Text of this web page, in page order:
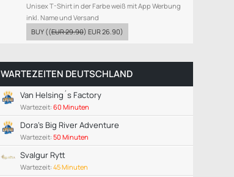
Unisex T-Shirt in der Farbe weiß mit App Werbung
inkl. Name und Versand
BUY ((EUR 29.90) EUR 26.90)
WARTEZEITEN DEUTSCHLAND
Van Helsing´s Factory
Wartezeit: 60 Minuten
Dora’s Big River Adventure
Wartezeit: 50 Minuten
Svalgur Rytt
Wartezeit: 45 Minuten